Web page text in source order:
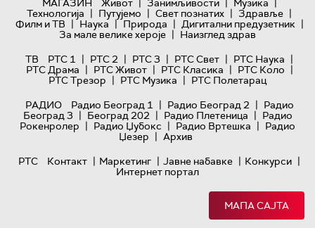
МАГАЗИН
Живот | Занимљивости | Музика |
Технологијa | Путујемо | Свет познатих | Здравље |
Филм и ТВ | Наука | Природа | Дигитални предузетник |
За мале велике хероје | Наизглед здрав
ТВ
РТС 1 | РТС 2 | РТС 3 | РТС Свет | РТС Наука |
РТС Драма | РТС Живот | РТС Класика | РТС Коло |
РТС Трезор | РТС Музика | РТС Полетарац
РАДИО
Радио Београд 1 | Радио Београд 2 | Радио
Београд 3 | Београд 202 | Радио Плетеница | Радио
Рокенролер | Радио Џубокс | Радио Вртешка | Радио
Џезер | Архив
РТС
Контакт | Маркетинг | Јавне набавке | Конкурси |
Интернет портал
МАПА САЈТА